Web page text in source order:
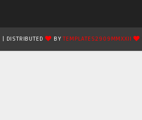
| DISTRIBUTED BYTEMPLATES2909MMXXII